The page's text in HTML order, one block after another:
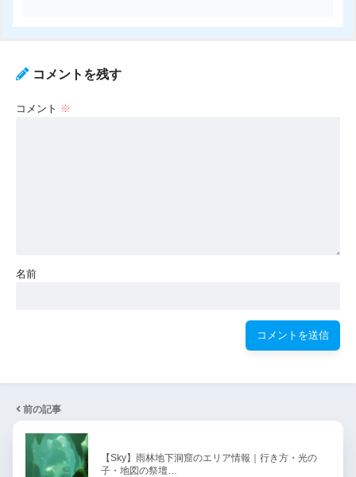
コメントを残す
コメント ※
名前
前の記事
【Sky】雨林地下洞窟のエリア情報｜行き方・光の
子・地図の祭壇…